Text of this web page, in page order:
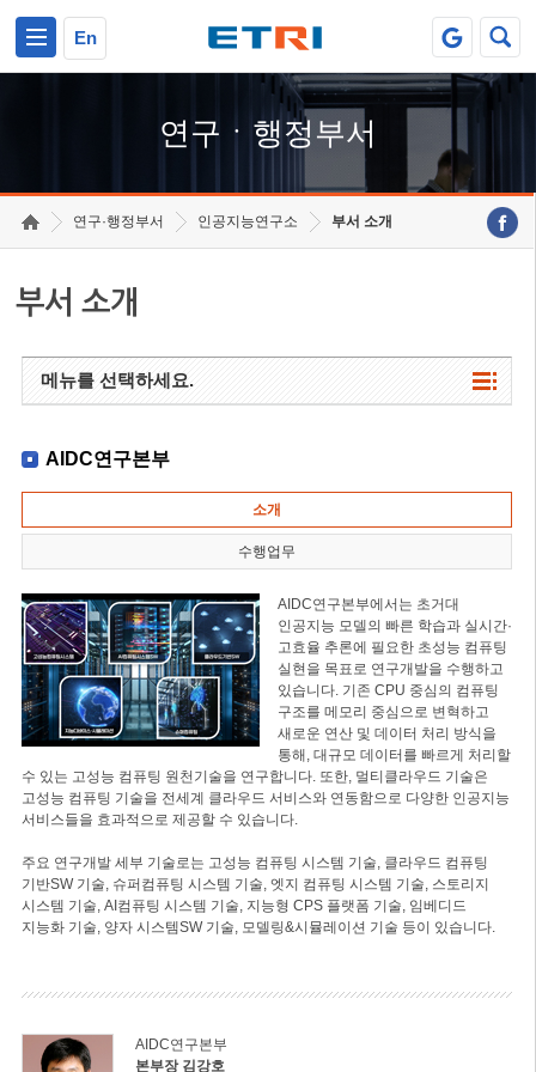
En
연구ㆍ행정부서
연구·행정부서 인공지능연구소 부서 소개
부서 소개
메뉴를 선택하세요.
AIDC연구본부
소개
수행업무
AIDC연구본부에서는 초거대
인공지능 모델의 빠른 학습과 실시간·
고효율 추론에 필요한 초성능 컴퓨팅
실현을 목표로 연구개발을 수행하고
있습니다. 기존 CPU 중심의 컴퓨팅
구조를 메모리 중심으로 변혁하고
새로운 연산 및 데이터 처리 방식을
통해, 대규모 데이터를 빠르게 처리할
수 있는 고성능 컴퓨팅 원천기술을 연구합니다. 또한, 멀티클라우드 기술은
고성능 컴퓨팅 기술을 전세계 클라우드 서비스와 연동함으로 다양한 인공지능
서비스들을 효과적으로 제공할 수 있습니다.
주요 연구개발 세부 기술로는 고성능 컴퓨팅 시스템 기술, 클라우드 컴퓨팅
기반SW 기술, 슈퍼컴퓨팅 시스템 기술, 엣지 컴퓨팅 시스템 기술, 스토리지
시스템 기술, AI컴퓨팅 시스템 기술, 지능형 CPS 플랫폼 기술, 임베디드
지능화 기술, 양자 시스템SW 기술, 모델링&시뮬레이션 기술 등이 있습니다.
AIDC연구본부
본부장 김강호